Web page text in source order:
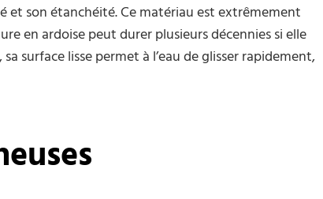
et son étanchéité. Ce matériau est extrêmement
en ardoise peut durer plusieurs décennies si elle
surface lisse permet à l’eau de glisser rapidement,